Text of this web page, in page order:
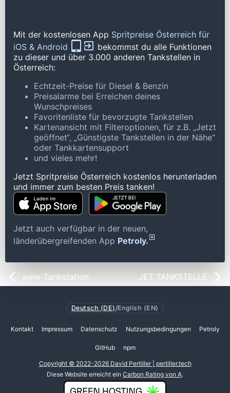
Mit der kostenlosen App Spritpreise Österreich für
iOS & Android
bekommst du alle Funktionen
zu dieser und über 3.000 anderen Tankstellen in
Österreich:
Echtzeit-Preise für Diesel & Benzin
Preisalarme bei Erreichen deines
Wunschpreises
Favoritenliste für bevorzugte Tankstellen
Kartenansicht mit Filteroptionen, für z.B. „Jetzt
geöffnet“, „Günstigste Tankstellen in der Nähe“
oder Tankkartensupport
und vieles mehr!
Jetzt Spritpreise Österreich kostenlos herunterladen
und immer zum besten Preis tanken!
Jetzt auch verfügbar in der neuen,
länderübergreifenden App Petroly.
eww-Tankstation JET TANKSTELLE
Deutsch (DE)/English (EN)
Kontakt Impressum Datenschutz Nutzungsbedingungen Petroly
GitHub npm
Copyright © 2022-2026 David Pertiller | pertiller.tech
Diese Website erreicht ein Carbon Rating von A.